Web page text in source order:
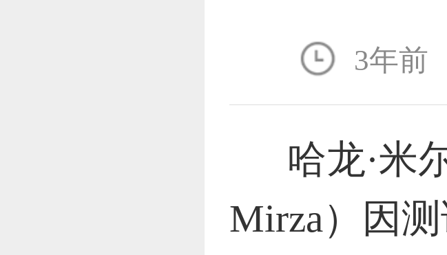
恭喜
恭喜
3年前
哈龙·米
Mirza）因